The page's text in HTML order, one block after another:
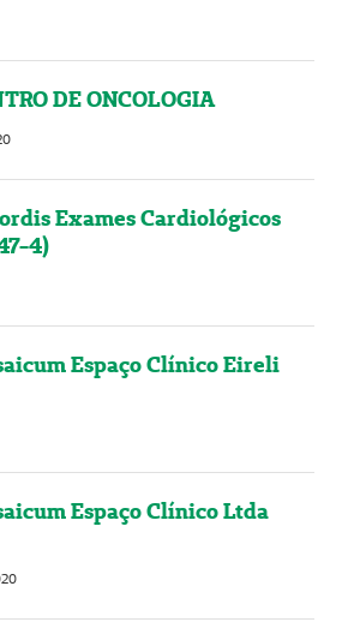
DE ONCOLOGIA
Exames Cardiológicos
4)
Espaço Clínico Eireli
Espaço Clínico Ltda